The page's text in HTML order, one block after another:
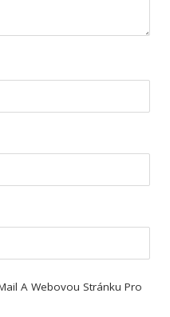
A Webovou Stránku Pro